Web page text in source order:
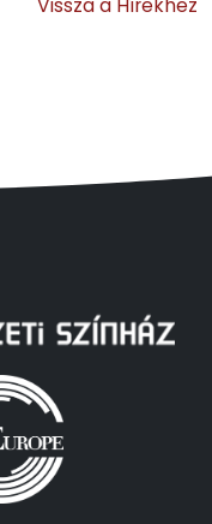
Vissza a Hírekhez